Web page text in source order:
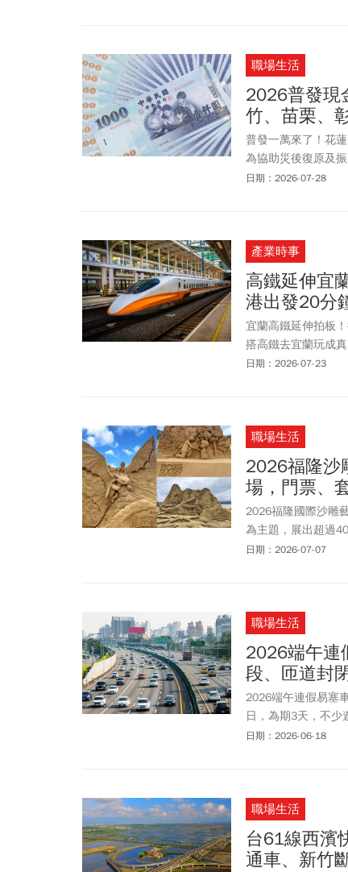
職場生活
2026普發現
竹、苗栗、
普發一萬來了！花
為協助災後復原及
合資格民眾每人可
日期：2026-07-28
產業時事
高鐵延伸宜
港出發20分
宜蘭高鐵延伸拍板
搭高鐵去宜蘭玩成
年（2037年）完工
厝。他表示該計畫
里，行政院將爭取
日期：2026-07-23
職場生活
2026福隆沙
場，門票、
2026福隆國際沙雕
為主題，展出超過
《E.T.》、《史瑞
日期：2026-07-07
職場生活
2026端午連
段、匝道封
2026端午連假易塞
日，為期3天，不少
潮。若不想因碰到
理。
日期：2026-06-18
職場生活
台61線西濱
通車、新竹